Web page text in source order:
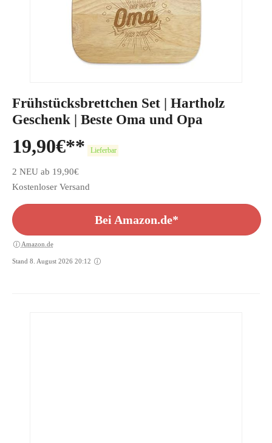
Frühstücksbrettchen Set | Hartholz
Geschenk | Beste Oma und Opa
19,90€ Lieferbar
2 NEU ab 19,90€
Kostenloser Versand
Bei Amazon.de*
Amazon.de
Stand 8. August 2026 20:12